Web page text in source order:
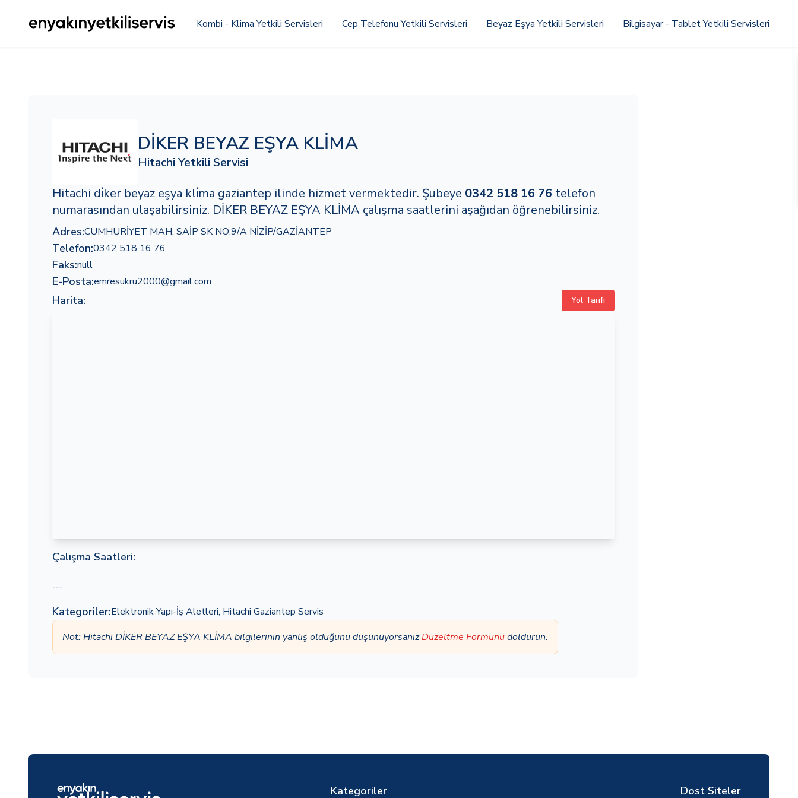
Kombi - Klima Yetkili Servisleri Cep Telefonu Yetkili Servisleri Beyaz Eşya Yetkili Servisleri Bilgisayar - Tablet Yetkili Servisleri
DİKER BEYAZ EŞYA KLİMA
Hitachi Yetkili Servisi
Hitachi di̇ker beyaz eşya kli̇ma gaziantep ilinde hizmet vermektedir. Şubeye 0342 518 16 76 telefon
numarasından ulaşabilirsiniz. DİKER BEYAZ EŞYA KLİMA çalışma saatlerini aşağıdan öğrenebilirsiniz.
Adres:CUMHURİYET MAH. SAİP SK NO:9/A NİZİP/GAZİANTEP
Telefon:0342 518 16 76
Faks:null
E-Posta:emresukru2000@gmail.com
Harita: Yol Tarifi
Çalışma Saatleri:
---
Kategoriler:Elektronik Yapı-İş Aletleri, Hitachi Gaziantep Servis
Not: Hitachi DİKER BEYAZ EŞYA KLİMA bilgilerinin yanlış olduğunu düşünüyorsanızDüzeltme Formunudoldurun.
Kategoriler Dost Siteler